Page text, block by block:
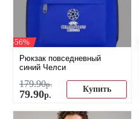
-56%
Рюкзак повседневный
синий Челси
179.90р.
79.90р.
Купить